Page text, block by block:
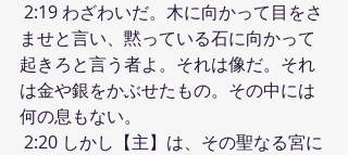
ませと言い、黙っている石に向かって
起きろと言う者よ。それは像だ。それ
は金や銀をかぶせたもの。その中には
何の息もない。